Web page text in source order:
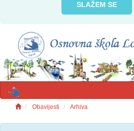
SLAŽEM SE
Obavijesti Arhiva